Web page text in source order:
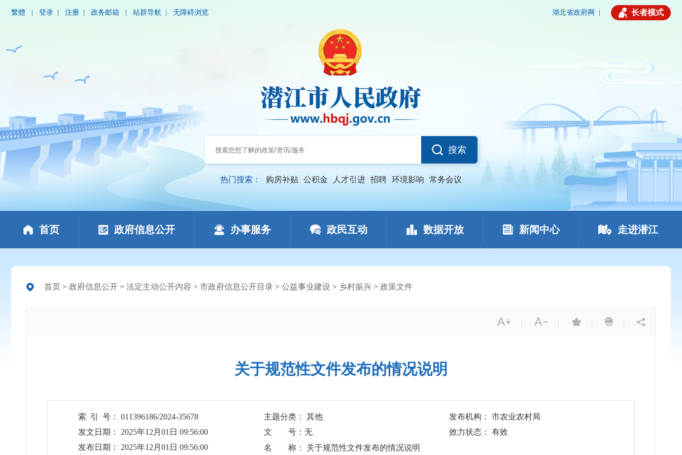
繁體 登录 注册 政务邮箱 站群导航 无障碍浏览 湖北省政府网 长者模式
搜索
热门搜索： 购房补贴 公积金 人才引进 招聘 环境影响 常务会议
首页 政府信息公开 办事服务 政民互动 数据开放 新闻中心 走进潜江
首页 > 政府信息公开 > 法定主动公开内容 > 市政府信息公开目录 > 公益事业建设 > 乡村振兴 > 政策文件
| | | |
关于规范性文件发布的情况说明
索 引 号： 011396186/2024-35678 主题分类： 其他
发布机构： 市农业农村局
发文日期： 2025年12月01日 09:56:00
文 号：无
效力状态： 有效
发布日期： 2025年12月01日 09:56:00
名 称： 关于规范性文件发布的情况说明